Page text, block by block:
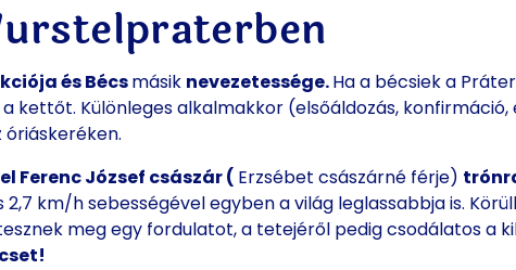
ésBécsmásik nevezetessége.Ha a bécsiek a
kettőt. Különleges alkalmakkor (elsőáldozás, konfirmáció,
Ferenc József császár ( Erzsébet császárné férje)
2,7 km/h sebességével egyben a világ leglassabbja is.
megegy fordulatot,a tetejéről pedigcsodálatosa